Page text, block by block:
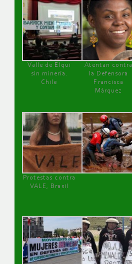
Valle de Elqui
sin minería.
Chile
Atentan contra
la Defensora
Francisca
Márquez
Protestas contra
VALE, Brasil